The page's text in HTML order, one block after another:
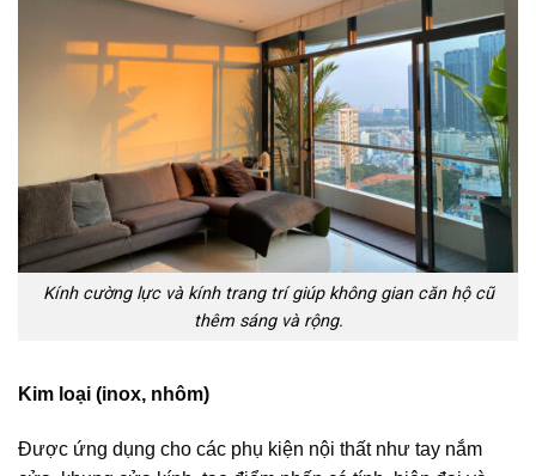
Kính cường lực và kính trang trí giúp không gian căn hộ cũ
thêm sáng và rộng.
Kim loại (inox, nhôm)
Được ứng dụng cho các phụ kiện nội thất như tay nắm